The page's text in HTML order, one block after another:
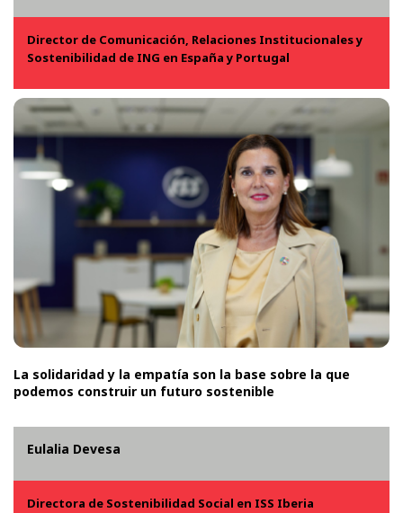
Director de Comunicación, Relaciones Institucionales y
Sostenibilidad de ING en España y Portugal
La solidaridad y la empatía son la base sobre la que
podemos construir un futuro sostenible
Eulalia Devesa
Directora de Sostenibilidad Social en ISS Iberia